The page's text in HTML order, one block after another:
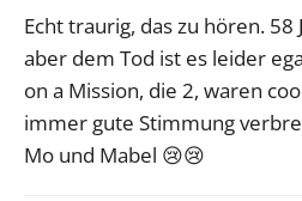
Echt traurig, das zu hören. 58
aber dem Tod ist es leider
on a Mission, die 2, waren
immer gute Stimmung
Mo und Mabel 😢😢